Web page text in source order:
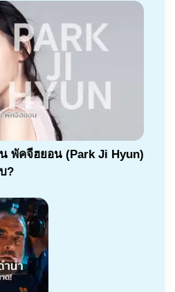
พัคจีฮยอน (Park Ji Hyun)
?